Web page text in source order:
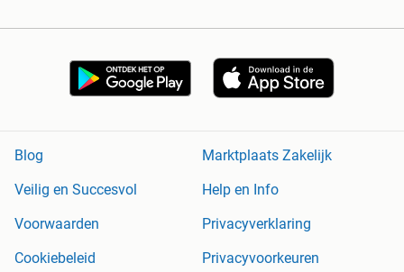
Blog
Marktplaats Zakelijk
Veilig en Succesvol
Help en Info
Voorwaarden
Privacyverklaring
Cookiebeleid
Privacyvoorkeuren